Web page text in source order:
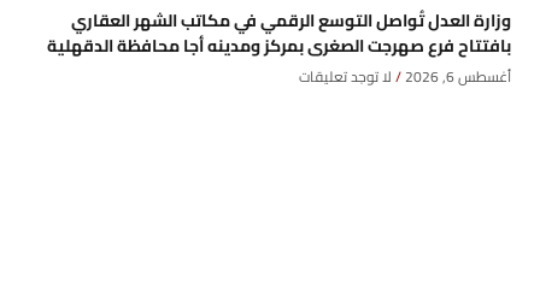
وزارة العدل تُواصل التوسع الرقمي في مكاتب الشهر العقاري
بافتتاح فرع صهرجت الصغرى بمركز ومدينه أجا محافظة الدقهلية
أغسطس 6, 2026 لا توجد تعليقات